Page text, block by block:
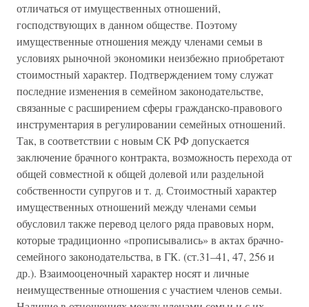
отличаться от имущественных отношений,
господствующих в данном обществе. Поэтому
имущественные отношения между членами семьи в
условиях рыночной экономики неизбежно приобретают
стоимостный характер. Подтверждением тому служат
последние изменения в семейном законодательстве,
связанные с расширением сферы гражданско-правового
инструментария в регулировании семейных отношений.
Так, в соответствии с новым СК РФ допускается
заключение брачного контракта, возможность перехода от
общей совместной к общей долевой или раздельной
собственности супругов и т. д. Стоимостный характер
имущественных отношений между членами семьи
обусловил также перевод целого ряда правовых норм,
которые традиционно «прописывались» в актах брачно-
семейного законодательства, в ГК. (ст.31–41, 47, 256 и
др.). Взаимооценочный характер носят и личные
неимущественные отношения с участием членов семьи.